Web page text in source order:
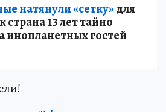
натянули «сетку»для
13 лет тайно
инопланетных гостей